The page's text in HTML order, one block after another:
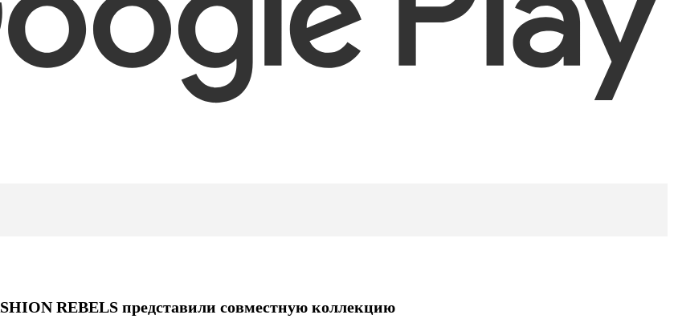
REBELS представили совместную коллекцию